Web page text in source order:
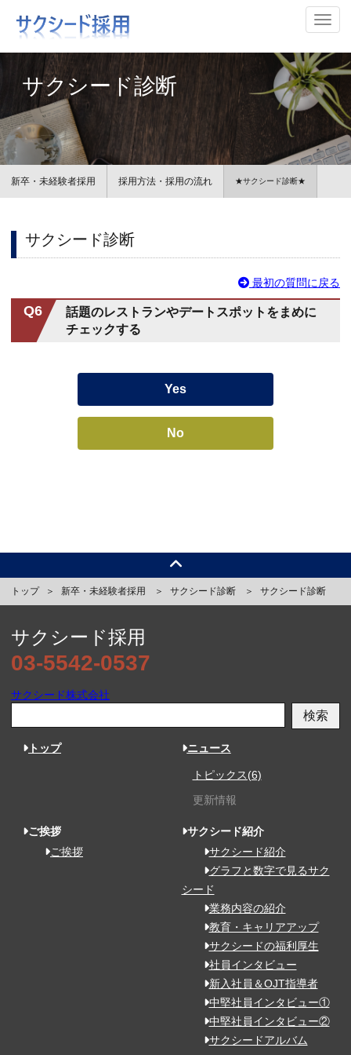
ナ
サクシード診断
新卒・未経験者採用 採用方法・採用の流れ ★サクシード診断★
サクシード診断
最初の質問に戻る
Q6
話題のレストランやデートスポットをまめに
チェックする
Yes
No
トップ 新卒・未経験者採用 サクシード診断 サクシード診断
サクシード採用
03-5542-0537
サクシード株式会社
検索
トップ ニュース
トピックス(6)
更新情報
ご挨拶
ご挨拶
サクシード紹介
サクシード紹介
グラフと数字で見るサク
シード
業務内容の紹介
教育・キャリアアップ
サクシードの福利厚生
社員インタビュー
新入社員＆OJT指導者
中堅社員インタビュー①
中堅社員インタビュー②
サクシードアルバム